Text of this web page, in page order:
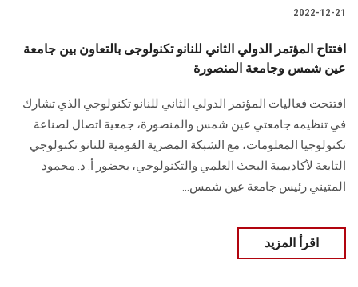
2022-12-21
افتتاح المؤتمر الدولي الثاني للنانو تكنولوجى بالتعاون بين جامعة
عين شمس وجامعة المنصورة
افتتحت فعاليات المؤتمر الدولي الثاني للنانو تكنولوجي الذي تشارك
في تنظيمه جامعتي عين شمس والمنصورة، جمعية اتصال لصناعة
تكنولوجيا المعلومات، مع الشبكة المصرية القومية للنانو تكنولوجي
التابعة لأكاديمية البحث العلمي والتكنولوجي، بحضور أ. د. محمود
المتيني رئيس جامعة عين شمس...
اقرأ المزيد